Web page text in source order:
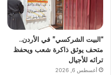
“البيت الشركسي” في الأردن..
متحف يوثق ذاكرة شعب ويحفظ
تراثه للأجيال
أغسطس 6, 2026